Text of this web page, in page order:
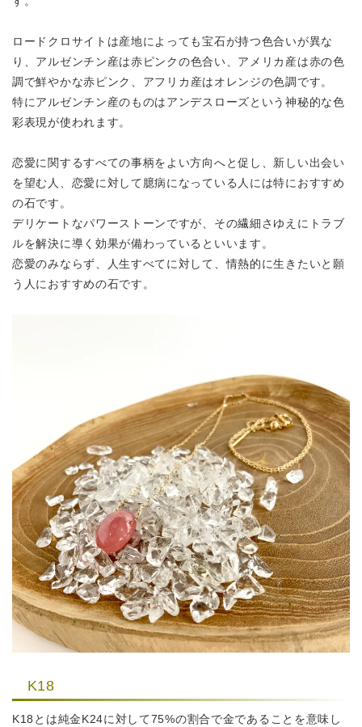
ロードクロサイトは産地によっても宝石が持つ色合いが異な
り、 アルゼンチン産は赤ピンクの色合い、アメリカ産は赤の色
調で鮮やかな赤ピンク、 アフリカ産はオレンジの色調です。
特にアルゼンチン産のものはアンデスローズという神秘的な色
彩表現が使われます。
恋愛に関するすべての事柄をよい方向へと促し、新しい出会い
を望む人、 恋愛に対して臆病になっている人には特におすすめ
の石です。
デリケートなパワーストーンですが、その繊細さゆえにトラブ
ルを解決に導く効果が備わっているといいます。
恋愛のみならず、人生すべてに対して、情熱的に生きたいと願
う人におすすめの石です。
K18
K18とは純金K24に対して75%の割合で金であることを意味し